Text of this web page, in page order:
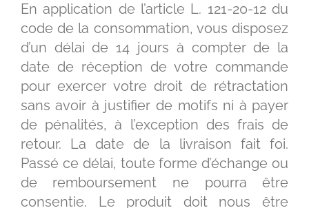
En application de l’article L. 121-20-12 du
code de la consommation, vous disposez
d’un délai de 14 jours à compter de la
date de réception de votre commande
pour exercer votre droit de rétractation
sans avoir à justifier de motifs ni à payer
de pénalités, à l’exception des frais de
retour. La date de la livraison fait foi.
Passé ce délai, toute forme d’échange ou
de remboursement ne pourra être
consentie. Le produit doit nous être